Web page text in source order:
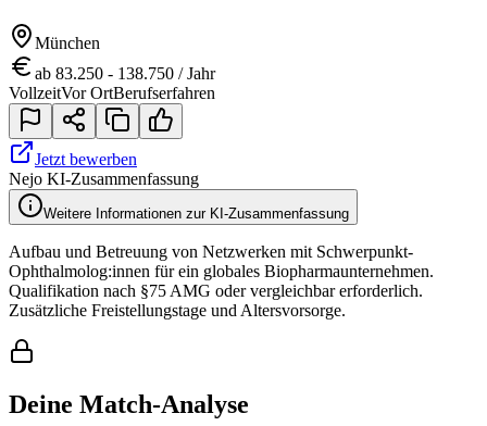
München
ab 83.250 - 138.750 / Jahr
VollzeitVor OrtBerufserfahren
Jetzt bewerben
Nejo KI-Zusammenfassung
Weitere Informationen zur KI-Zusammenfassung
Aufbau und Betreuung von Netzwerken mit Schwerpunkt-
Ophthalmolog:innen für ein globales Biopharmaunternehmen.
Qualifikation nach §75 AMG oder vergleichbar erforderlich.
Zusätzliche Freistellungstage und Altersvorsorge.
Deine Match-Analyse